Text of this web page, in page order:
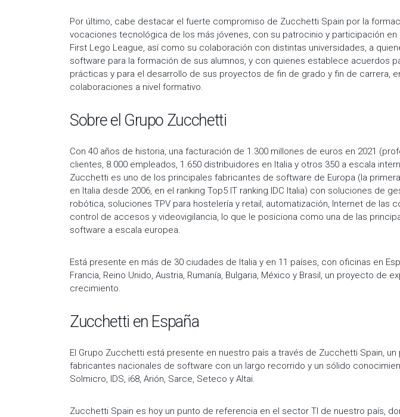
Por último, cabe destacar el fuerte compromiso de Zucchetti Spain por la
vocaciones tecnológica de los más jóvenes, con su patrocinio y participación en
First Lego League, así como su colaboración con distintas universidades, a
software para la formación de sus alumnos, y con quienes establece acuerdos
prácticas y para el desarrollo de sus proyectos de fin de grado y fin de carrera,
colaboraciones a nivel formativo.
Sobre el Grupo Zucchetti
Con 40 años de historia, una facturación de 1.300 millones de euros en 2021
clientes, 8.000 empleados, 1.650 distribuidores en Italia y otros 350 a escala
Zucchetti es uno de los principales fabricantes de software de Europa (la
en Italia desde 2006, en el ranking Top5 IT ranking IDC Italia) con soluciones de
robótica, soluciones TPV para hostelería y retail, automatización, Internet de las
control de accesos y videovigilancia, lo que le posiciona como una de las
software a escala europea.
Está presente en más de 30 ciudades de Italia y en 11 países, con oficinas en
Francia, Reino Unido, Austria, Rumanía, Bulgaria, México y Brasil, un proyecto de
crecimiento.
Zucchetti en España
El Grupo Zucchetti está presente en nuestro país a través de Zucchetti Spain,
fabricantes nacionales de software con un largo recorrido y un sólido
Solmicro, IDS, i68, Arión, Sarce, Seteco y Altai.
Zucchetti Spain es hoy un punto de referencia en el sector TI de nuestro país,